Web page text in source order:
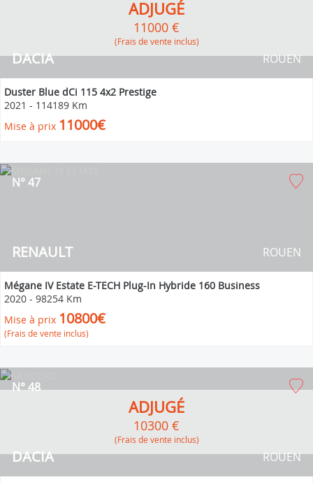
DACIA ROUEN
ADJUGÉ
11000 €
(Frais de vente inclus)
Duster Blue dCi 115 4x2 Prestige
2021 - 114189 Km
Mise à prix 11000€
RENAULT
N° 47
ROUEN
Mégane IV Estate E-TECH Plug-In Hybride 160 Business
2020 - 98254 Km
Mise à prix 10800€
(Frais de vente inclus)
DACIA
N° 48
ROUEN
ADJUGÉ
10300 €
(Frais de vente inclus)